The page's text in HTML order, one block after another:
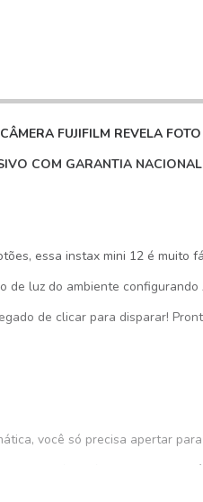
FUJIFILM REVELA
COM GARANTIA
essa instax mini 12 é muito
de luz do ambiente configurando
de clicar para disparar!
você só precisa apertar
permite fazer fotos a curtas